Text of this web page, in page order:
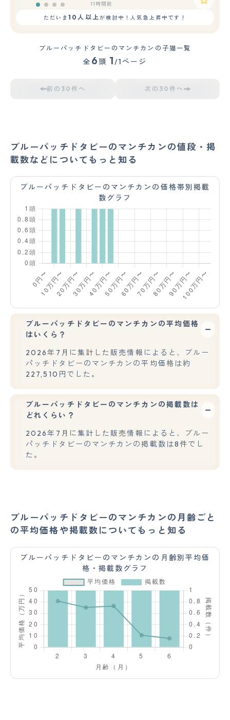
11時間前
ただいま10人以上が検討中！人気急上昇中です！
ブルーパッチドタビーのマンチカンの子猫一覧
全 6 頭 1/1ページ
前の30件へ 次の30件へ
ブルーパッチドタビーのマンチカンの値段・掲
載数などについてもっと知る
ブルーパッチドタビーのマンチカンの価格帯別掲載
数グラフ
ブルーパッチドタビーのマンチカンの平均価格
はいくら？
2026年7月に集計した販売情報によると、ブルー
パッチドタビーのマンチカンの平均価格は約
227,510円でした。
ブルーパッチドタビーのマンチカンの掲載数は
どれくらい？
2026年7月に集計した販売情報によると、ブルー
パッチドタビーのマンチカンの掲載数は8件でし
た。
ブルーパッチドタビーのマンチカンの月齢ごと
の平均価格や掲載数についてもっと知る
ブルーパッチドタビーのマンチカンの月齢別平均価
格・掲載数グラフ